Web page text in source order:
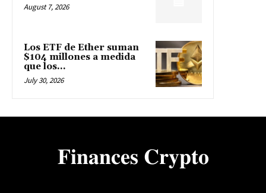
August 7, 2026
Los ETF de Ether suman
$104 millones a medida
que los...
July 30, 2026
𝐅𝐢𝐧𝐚𝐧𝐜𝐞𝐬 𝐂𝐫𝐲𝐩𝐭𝐨